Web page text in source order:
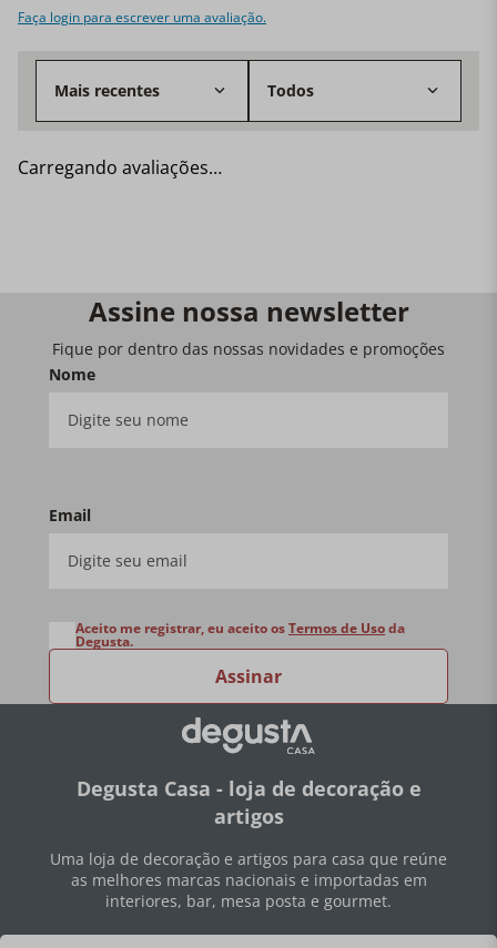
compreendidos como desvio de qualidade. Tamanho:
Faça login para escrever uma avaliação.
Mais recentes Todos
Carregando avaliações…
Assine nossa newsletter
Fique por dentro das nossas novidades e promoções
Nome
Email
Assinar
Aceito me registrar, eu aceito osTermos de Usoda
Degusta.
Degusta Casa - loja de decoração e
artigos
Uma loja de decoração e artigos para casa que reúne
as melhores marcas nacionais e importadas em
interiores, bar, mesa posta e gourmet.